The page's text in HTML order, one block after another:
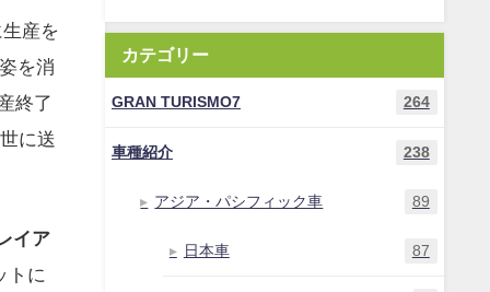
産を
を消
終了
に送
イア
トに
カテゴリー
GRAN TURISMO7 264
車種紹介 238
アジア・パシフィック車 89
日本車 87